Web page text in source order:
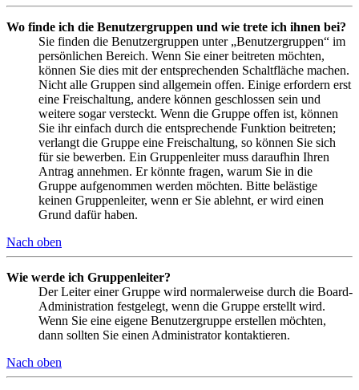
Wo finde ich die Benutzergruppen und wie trete ich ihnen bei?
Sie finden die Benutzergruppen unter „Benutzergruppen“ im
persönlichen Bereich. Wenn Sie einer beitreten möchten,
können Sie dies mit der entsprechenden Schaltfläche machen.
Nicht alle Gruppen sind allgemein offen. Einige erfordern erst
eine Freischaltung, andere können geschlossen sein und
weitere sogar versteckt. Wenn die Gruppe offen ist, können
Sie ihr einfach durch die entsprechende Funktion beitreten;
verlangt die Gruppe eine Freischaltung, so können Sie sich
für sie bewerben. Ein Gruppenleiter muss daraufhin Ihren
Antrag annehmen. Er könnte fragen, warum Sie in die
Gruppe aufgenommen werden möchten. Bitte belästige
keinen Gruppenleiter, wenn er Sie ablehnt, er wird einen
Grund dafür haben.
Nach oben
Wie werde ich Gruppenleiter?
Der Leiter einer Gruppe wird normalerweise durch die Board-
Administration festgelegt, wenn die Gruppe erstellt wird.
Wenn Sie eine eigene Benutzergruppe erstellen möchten,
dann sollten Sie einen Administrator kontaktieren.
Nach oben